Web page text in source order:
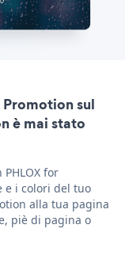
sul
è mai stato
for
e i colori del tuo
alla tua pagina
piè di pagina o